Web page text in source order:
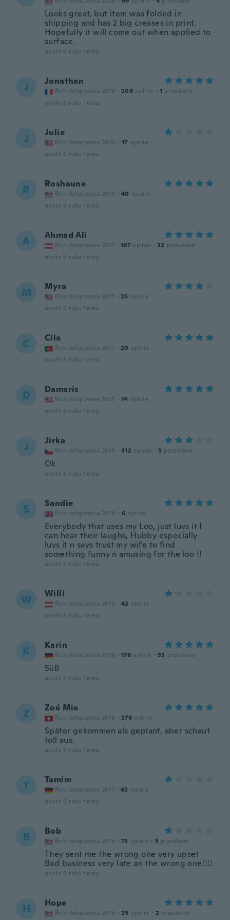
Looks great, but item was folded in
shipping and has 2 big creases in print.
Hopefully it will come out when applied to
surface.
około 6 roku temu
J Jonathan
Rok dołączenia 2018 · 208 opinie · 1 przesłane
około 6 roku temu
J Julie
Rok dołączenia 2020 · 17 opinie
około 6 roku temu
R Roshaune
Rok dołączenia 2019 · 40 opinie
około 6 roku temu
A Ahmad Ali
Rok dołączenia 2017 · 167 opinie · 32 przesłane
około 6 roku temu
M Myra
Rok dołączenia 2017 · 25 opinie
około 6 roku temu
C Cila
Rok dołączenia 2017 · 20 opinie
około 6 roku temu
D Damaris
Rok dołączenia 2015 · 14 opinie
około 6 roku temu
J Jirka
Rok dołączenia 2019 · 312 opinie · 5 przesłane
Ok
około 6 roku temu
S Sandie
Rok dołączenia 2020 · 6 opinie
Everybody that uses my Loo, just luvs it I
can hear their laughs, Hubby especially
luvs it n says trust my wife to find
something funny n amusing for the loo !!
około 6 roku temu
W Willi
Rok dołączenia 2019 · 42 opinie
około 6 roku temu
K Karin
Rok dołączenia 2016 · 176 opinie · 53 przesłane
Süß
około 6 roku temu
Z Zoé Mia
Rok dołączenia 2018 · 276 opinie
Später gekommen als geplant, aber schaut
toll aus.
około 6 roku temu
T Tamim
Rok dołączenia 2017 · 62 opinie
około 6 roku temu
B Bob
Rok dołączenia 2015 · 75 opinie · 5 przesłane
They sent me the wrong one very upset
Bad business very late an the wrong one👎🏻
około 6 roku temu
H Hope
Rok dołączenia 2016 · 25 opinie · 2 przesłane